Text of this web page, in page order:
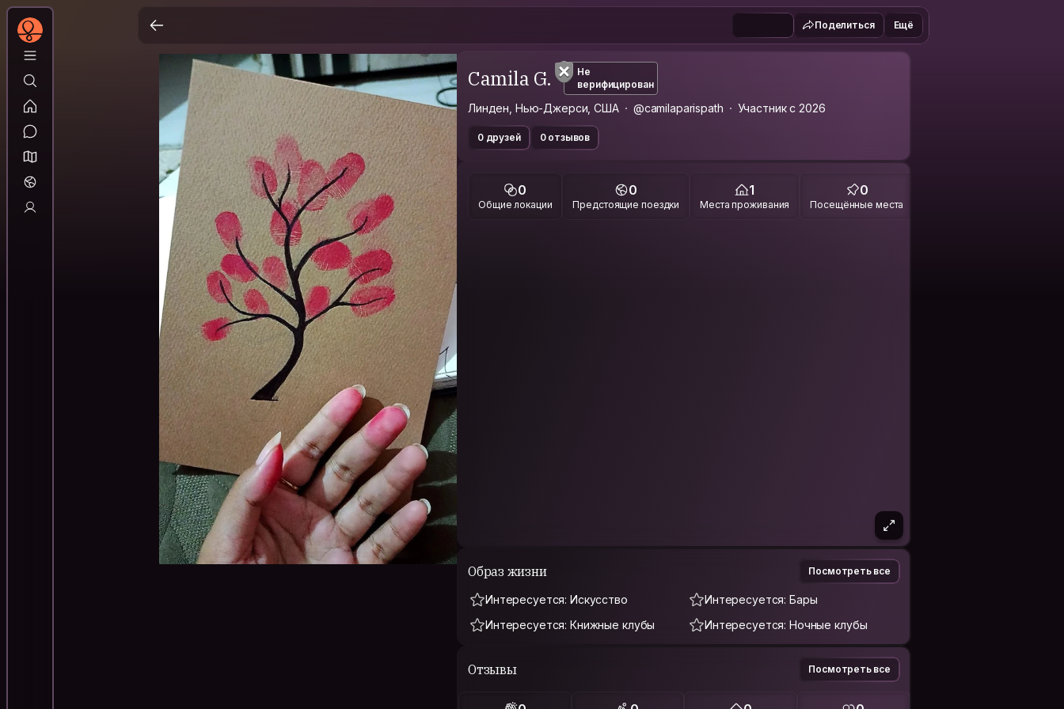
Поделиться Ещё
Camila G.
Не
верифицирован
Линден, Нью-Джерси, США @camilaparispath Участник с 2026
0 друзей 0 отзывов
0
Общие локации
0
Предстоящие поездки
1
Места проживания
0
Посещённые места
Образ жизни Посмотреть все
Интересуется: Искусство
Интересуется: Бары
Интересуется: Книжные клубы
Интересуется: Ночные клубы
Отзывы Посмотреть все